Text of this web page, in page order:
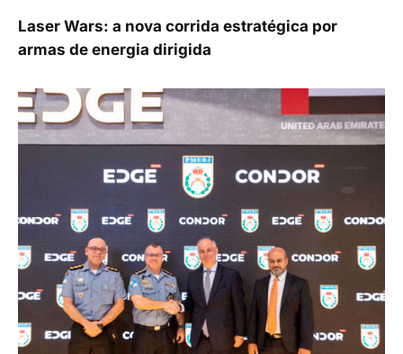
Laser Wars: a nova corrida estratégica por
armas de energia dirigida